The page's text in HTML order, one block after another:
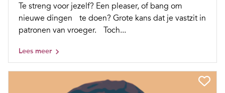
Te streng voor jezelf? Een pleaser, of bang om
nieuwe dingen te doen? Grote kans dat je vastzit in
patronen van vroeger. Toch...
Lees meer